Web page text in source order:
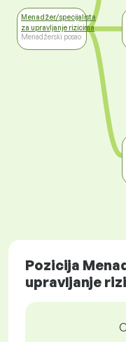
Menadžer/specijalista
za upravljanje rizicima
Menadžerski posao
Pozicija
upravljanje